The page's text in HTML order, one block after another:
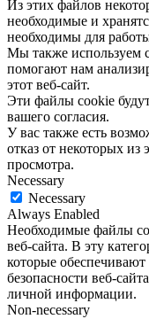
Из этих файлов
необходимые и
необходимы для
Мы также используем
помогают нам
этот веб-сайт.
Эти файлы cookie
вашего согласия.
У вас также есть
отказ от некоторых
просмотра.
Necessary
Necessary
Always Enabled
Необходимые файлы
веб-сайта. В эту
которые
безопасности веб-
личной информации.
Non-necessary